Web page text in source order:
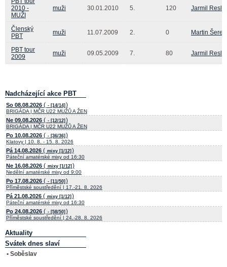
2010 -
MUŽI
muži 30.01.2010 5. 120 Jarmil Resler
Členský
PBT
muži 11.07.2009 2. 0 Martin
PBT tour
2009
muži 09.05.2009 7. 80 Jarmil Resler
Nadcházející akce PBT
So 08.08.2026 ( - [14/14] )
BRIGÁDA | MČR U22 MUŽŮ A ŽEN
Ne 09.08.2026 ( - [12/12] )
BRIGÁDA | MČR U22 MUŽŮ A ŽEN
Po 10.08.2026 ( - [36/36] )
Klatovy | 10. 8. - 15. 8. 2026
Pá 14.08.2026 ( mixy [1/12] )
Páteční amatérské mixy od 16:30
Ne 16.08.2026 ( mixy [1/12] )
Nedělní amatérské mixy od 9:00
Po 17.08.2026 ( - [11/50] )
Příměstské soustředění | 17.-21. 8. 2026
Pá 21.08.2026 ( mixy [1/12] )
Páteční amatérské mixy od 16:30
Po 24.08.2026 ( - [58/50] )
Příměstské soustředění | 24.-28. 8. 2026
Aktuality
Svátek dnes slaví
• Soběslav